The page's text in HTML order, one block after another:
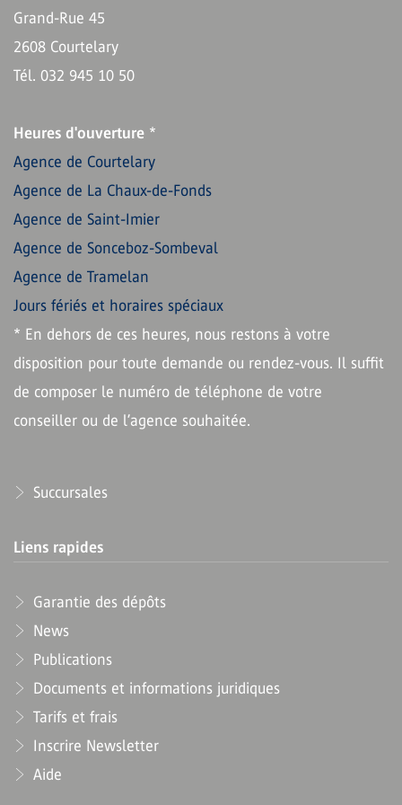
Grand-Rue 45
2608 Courtelary
Tél. 032 945 10 50
Heures d'ouverture *
Agence de Courtelary
Agence de La Chaux-de-Fonds
Agence de Saint-Imier
Agence de Sonceboz-Sombeval
Agence de Tramelan
Jours fériés et horaires spéciaux
* En dehors de ces heures, nous restons à votre
disposition pour toute demande ou rendez-vous. Il suffit
de composer le numéro de téléphone de votre
conseiller ou de l’agence souhaitée.
Succursales
Liens rapides
Garantie des dépôts
News
Publications
Documents et informations juridiques
Tarifs et frais
Inscrire Newsletter
Aide